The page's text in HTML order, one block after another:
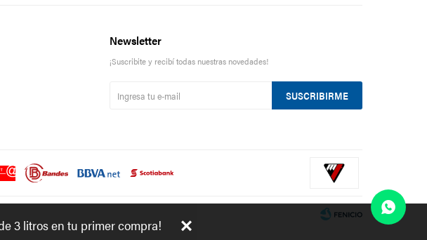
Newsletter
¡Suscribite y recibí todas nuestras novedades!
SUSCRIBIRME
3 litros en tu primer compra!